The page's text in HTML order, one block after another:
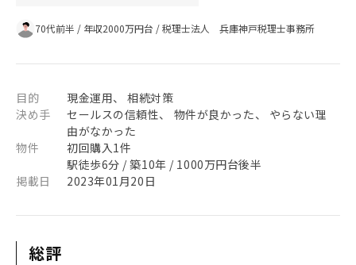
70代前半 / 年収2000万円台 /税理士法人 兵庫神戸税理士事務所
目的
現金運用、 相続対策
決め手
セールスの信頼性、 物件が良かった、 やらない理
由がなかった
物件
初回購入1件
駅徒歩6分 / 築10年 / 1000万円台後半
掲載日
2023年01月20日
総評